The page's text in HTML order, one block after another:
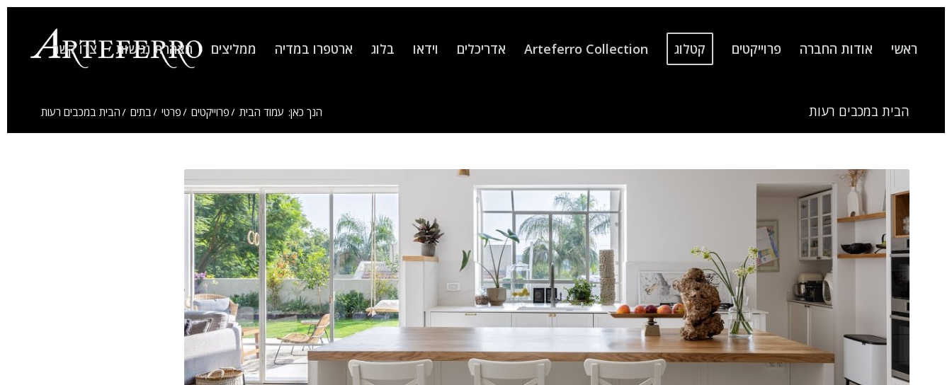
ראשי אודות החברה פרוייקטים קטלוג Arteferro Collection אדריכלים וידאו בלוג ארטפרו במדיה ממליצים הצהרת נגישות צרו קשר
הבית במכבים רעות הנך כאן: עמוד הבית / פרוייקטים / פרטי / בתים / הבית במכבים רעות